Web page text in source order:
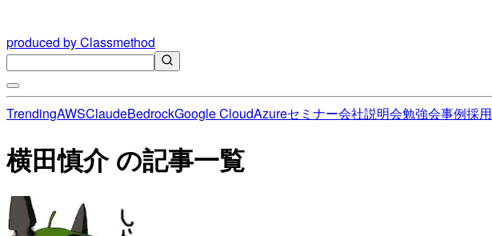
produced by Classmethod
TrendingAWSClaudeBedrockGoogle CloudAzureセミナー会社説明会勉強会事例採用
横田慎介 の記事一覧